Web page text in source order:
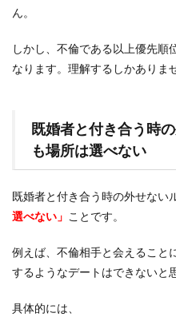
ん。
しかし、不倫である以上優先順
なります。理解するしかありま
既婚者と付き合う時
も場所は選べない
既婚者と付き合う時の外せない
選べない」 ことです。
例えば、不倫相手と会えること
するようなデートはできないと
具体的には、